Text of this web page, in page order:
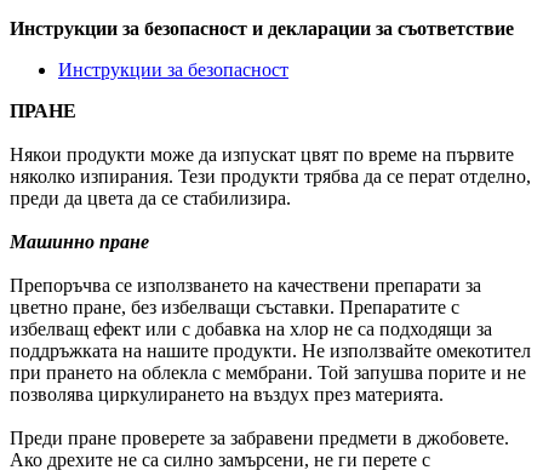
Инструкции за безопасност и декларации за съответствие
Инструкции за безопасност
ПРАНЕ
Някои продукти може да изпускат цвят по време на първите
няколко изпирания. Тези продукти трябва да се перат отделно,
преди да цвета да се стабилизира.
Машинно пране
Препоръчва се използването на качествени препарати за
цветно пране, без избелващи съставки. Препаратите с
избелващ ефект или с добавка на хлор не са подходящи за
поддръжката на нашите продукти. Не използвайте омекотител
при прането на облекла с мембрани. Той запушва порите и не
позволява циркулирането на въздух през материята.
Преди пране проверете за забравени предмети в джобовете.
Ако дрехите не са силно замърсени, не ги перете с